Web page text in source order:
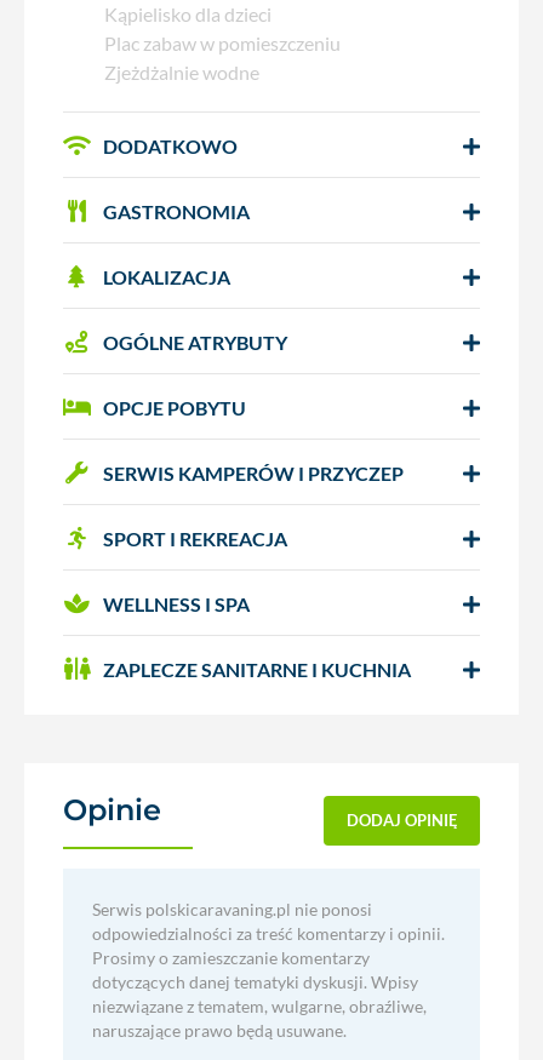
Kąpielisko dla dzieci
Plac zabaw w pomieszczeniu
Zjeżdżalnie wodne
DODATKOWO
GASTRONOMIA
LOKALIZACJA
OGÓLNE ATRYBUTY
OPCJE POBYTU
SERWIS KAMPERÓW I PRZYCZEP
SPORT I REKREACJA
WELLNESS I SPA
ZAPLECZE SANITARNE I KUCHNIA
Opinie DODAJ OPINIĘ
Serwis polskicaravaning.pl nie ponosi
odpowiedzialności za treść komentarzy i opinii.
Prosimy o zamieszczanie komentarzy
dotyczących danej tematyki dyskusji. Wpisy
niezwiązane z tematem, wulgarne, obraźliwe,
naruszające prawo będą usuwane.